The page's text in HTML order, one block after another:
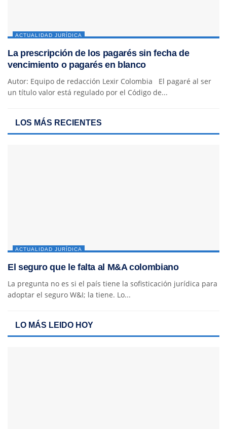
ACTUALIDAD JURÍDICA
La prescripción de los pagarés sin fecha de
vencimiento o pagarés en blanco
Autor: Equipo de redacción Lexir Colombia El pagaré al ser
un título valor está regulado por el Código de...
LOS MÁS RECIENTES
ACTUALIDAD JURÍDICA
El seguro que le falta al M&A colombiano
La pregunta no es si el país tiene la sofisticación jurídica para
adoptar el seguro W&I; la tiene. Lo...
LO MÁS LEIDO HOY